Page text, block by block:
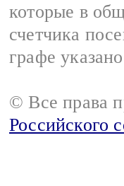
которые в
счетчика
графе
© Все права
Российского